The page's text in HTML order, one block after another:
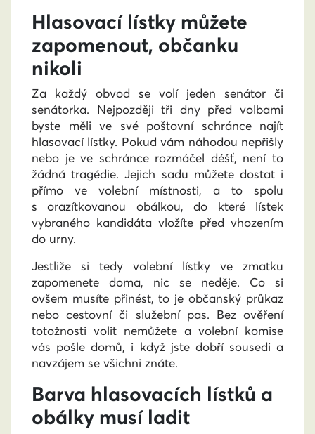
Hlasovací lístky můžete
zapomenout, občanku
nikoli
Za každý obvod se volí jeden senátor či
senátorka. Nejpozději tři dny před volbami
byste měli ve své poštovní schránce najít
hlasovací lístky. Pokud vám náhodou nepřišly
nebo je ve schránce rozmáčel déšť, není to
žádná tragédie. Jejich sadu můžete dostat i
přímo ve volební místnosti, a to spolu
s orazítkovanou obálkou, do které lístek
vybraného kandidáta vložíte před vhozením
do urny.
Jestliže si tedy volební lístky ve zmatku
zapomenete doma, nic se neděje. Co si
ovšem musíte přinést, to je občanský průkaz
nebo cestovní či služební pas. Bez ověření
totožnosti volit nemůžete a volební komise
vás pošle domů, i když jste dobří sousedi a
navzájem se všichni znáte.
Barva hlasovacích lístků a
obálky musí ladit